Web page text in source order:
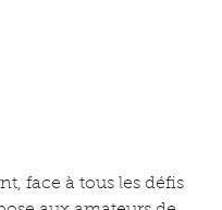
face à tous les défis